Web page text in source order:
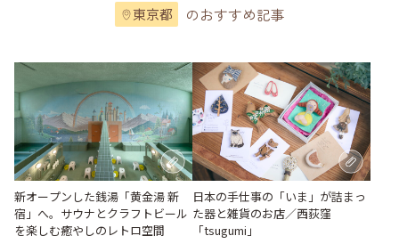
東京都 のおすすめ記事
新オープンした銭湯「黄金湯 新
宿」へ。サウナとクラフトビール
を楽しむ癒やしのレトロ空間
日本の手仕事の「いま」が詰まっ
た器と雑貨のお店／西荻窪
「tsugumi」